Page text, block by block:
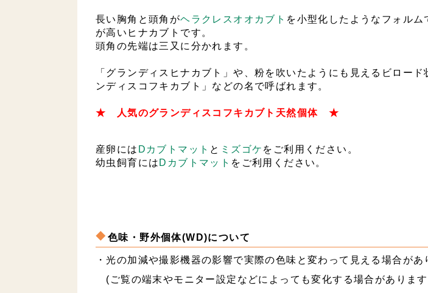
長い胸角と頭角がヘラクレスオオカブト を小型化したようなフォル
が高いヒナカブトです。
頭角の先端は三又に分かれます。
「グランディスヒナカブト」や、粉を吹いたようにも見えるビロー
ンディスコフキカブト」などの名で呼ばれます。
★ 人気のグランディスコフキカブト天然個体 ★
産卵には Dカブトマット と ミズゴケ をご利用ください。
幼虫飼育には Dカブトマット をご利用ください。
色味・野外個体(WD)について
・光の加減や撮影機器の影響で実際の色味と変わって見える場合があ
(ご覧の端末やモニター設定などによっても変化する場合がありま